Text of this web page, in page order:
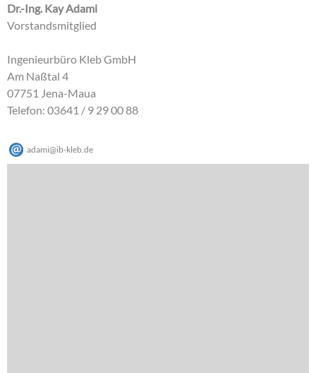
Dr.-Ing. Kay Adami
Vorstandsmitglied
Ingenieurbüro Kleb GmbH
Am Naßtal 4
07751 Jena-Maua
Telefon: 03641 / 9 29 00 88
adami@ib-kleb de